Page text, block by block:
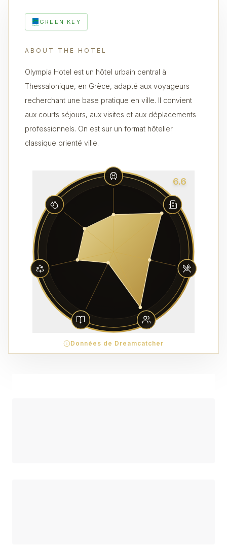
GREEN KEY
ABOUT THE HOTEL
Olympia Hotel est un hôtel urbain central à
Thessalonique, en Grèce, adapté aux voyageurs
recherchant une base pratique en ville. Il convient
aux courts séjours, aux visites et aux déplacements
professionnels. On est sur un format hôtelier
classique orienté ville.
6.6
Données de Dreamcatcher